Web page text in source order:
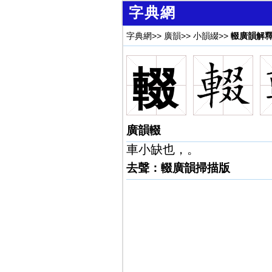
字典網
字典網>> 廣韻>> 小韻綴>> 輟廣韻解
輟
廣韻輟
車小缺也，。
去聲：輟廣韻掃描版